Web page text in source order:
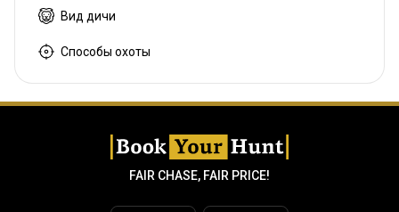
Вид дичи
Способы охоты
FAIR CHASE, FAIR PRICE!